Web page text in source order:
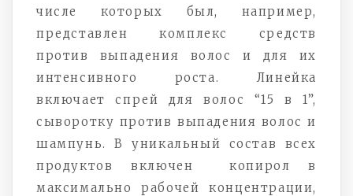
числе которых был, например,
представлен комплекс средств
против выпадения волос и для их
интенсивного роста. Линейка
включает спрей для волос “15 в 1”,
сыворотку против выпадения волос и
шампунь. В уникальный состав всех
продуктов включен копирол в
максимально рабочей концентрации,